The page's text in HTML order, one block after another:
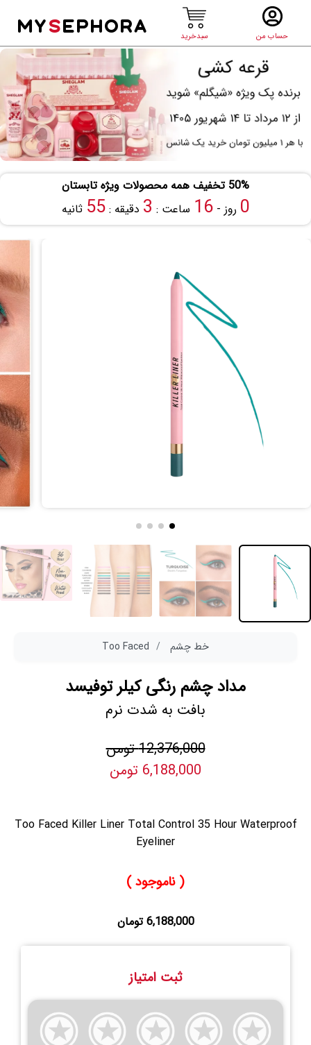
حساب من سبدخرید
MYSEPHORA
50% تخفیف همه محصولات ویژه تابستان
0 روز -16 ساعت : 3 دقیقه :55 ثانیه
خط چشم Too Faced
مداد چشم رنگی کیلر توفیسد
بافت به شدت نرم
12,376,000 تومن
6,188,000 تومن
Too Faced Killer Liner Total Control 35 Hour Waterproof
Eyeliner
( ناموجود )
6,188,000 تومان
ثبت امتیاز